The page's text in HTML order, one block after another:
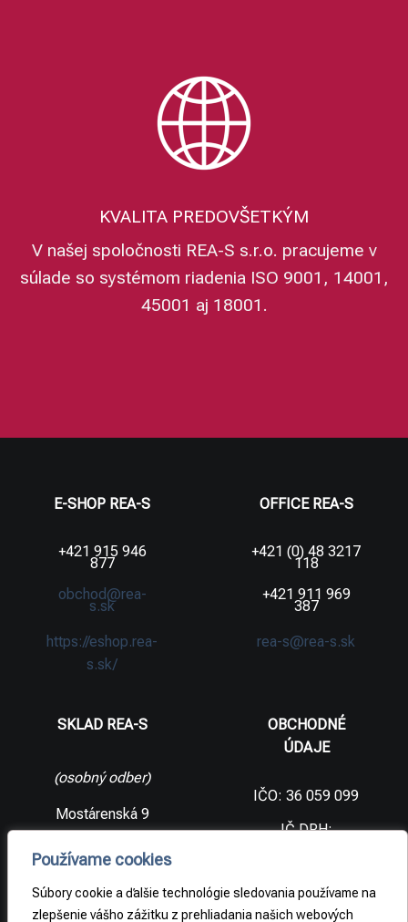
Používame cookies
Súbory cookie a ďalšie technológie sledovania používame na
zlepšenie vášho zážitku z prehliadania našich webových
KVALITA PREDOVŠETKÝM
V našej spoločnosti REA-S s.r.o. pracujeme v
súlade so systémom riadenia ISO 9001, 14001,
45001 aj 18001.
E-SHOP REA-S
+421 915 946
877
obchod@rea-
s.sk
https://eshop.rea-
s.sk/
OFFICE REA-S
+421 (0) 48 3217
118
+421 911 969
387
rea-s@rea-s.sk
SKLAD REA-S
(osobný odber)
Mostárenská 9
republika
OBCHODNÉ
ÚDAJE
IČO: 36 059 099
IČ DPH:
2021733065